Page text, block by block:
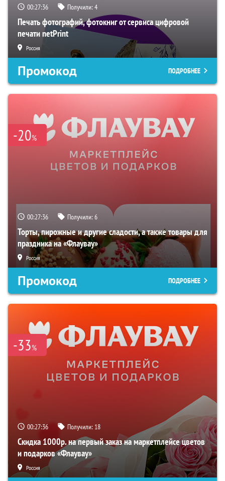
00:27:35 Получили:4
Печать фотографий, фотокниг от сервиса цифровой
печати netPrint
Россия
Промокод ПОДРОБНЕЕ
-20%
00:27:35 Получили:6
Торты, пирожные и другие сладости, а также товары для
праздника на «Флаувау»
Россия
Промокод ПОДРОБНЕЕ
-33%
00:27:35 Получили: 18
Скидка 1000р. на первый заказ на маркетплейсе цветов
и подарков «Флаувау»
Россия